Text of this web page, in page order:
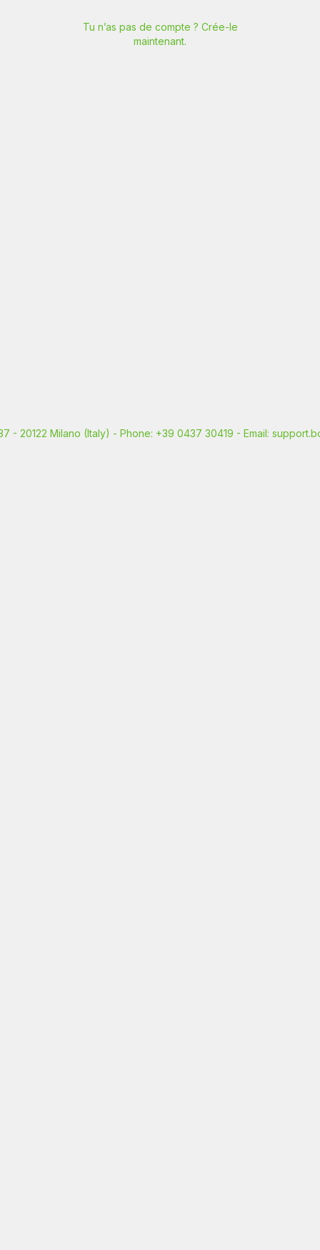
Tu n’as pas de compte ? Crée-le
maintenant.
- 20122 Milano (Italy) - Phone: +39 0437 30419 - Email: